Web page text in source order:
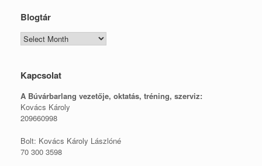
Blogtár
Blogtár
Kapcsolat
A Búvárbarlang vezetője, oktatás, tréning, szerviz:
Kovács Károly
209660998
Bolt: Kovács Károly Lászlóné
70 300 3598